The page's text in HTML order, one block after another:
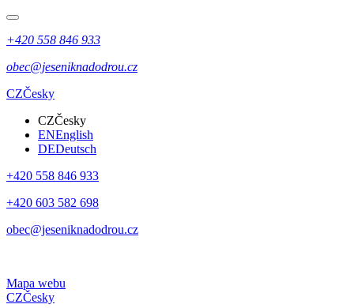
+420 558 846 933
obec@jeseniknadodrou.cz
CZČesky
CZČesky
ENEnglish
DEDeutsch
+420 558 846 933
+420 603 582 698
obec@jeseniknadodrou.cz
Mapa webu
CZČesky